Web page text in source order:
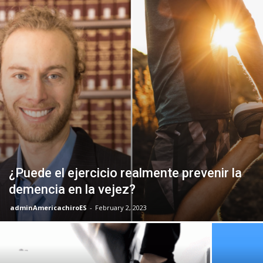
¿Puede el ejercicio realmente prevenir la
demencia en la vejez?
adminAmericachiroES - February 2, 2023